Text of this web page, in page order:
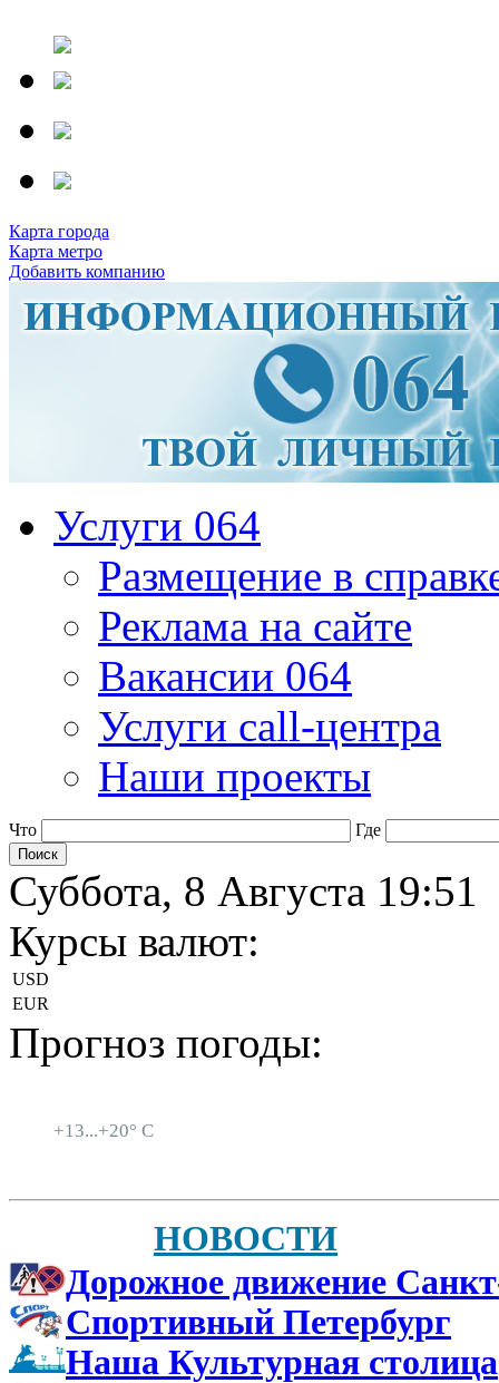
Карта города
Карта метро
Добавить компанию
Услуги 064
Размещение в
Реклама на сайте
Вакансии 064
Услуги call-центра
Наши проекты
Что Где
Суббота, 8 Августа 19:51
Курсы валют:
USD
EUR
Прогноз погоды:
+13...+20° C
НОВОСТИ
Дорожное движение
Спортивный Петербург
Наша Культурная столица